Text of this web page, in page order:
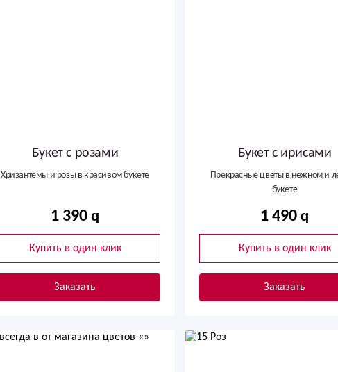
Букет с розами
Хризантемы и розы в красивом букете
1 390
Купить в один клик
Заказать
Букет с ирисами
Прекрасные цветы в нежном и
букете
1 490
Купить в один клик
Заказать